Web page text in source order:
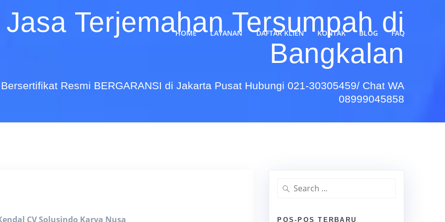
HOME LAYANAN DAFTAR KLIEN KONTAK BLOG FAQ
Terjemahan Tersumpah di
Bangkalan
Resmi BERGARANSI di Jakarta Pusat Hubungi 021-30305459/ Chat WA
08999045858
CV Solusindo Karya Nusa
Search
for:
POS-POS TERBARU